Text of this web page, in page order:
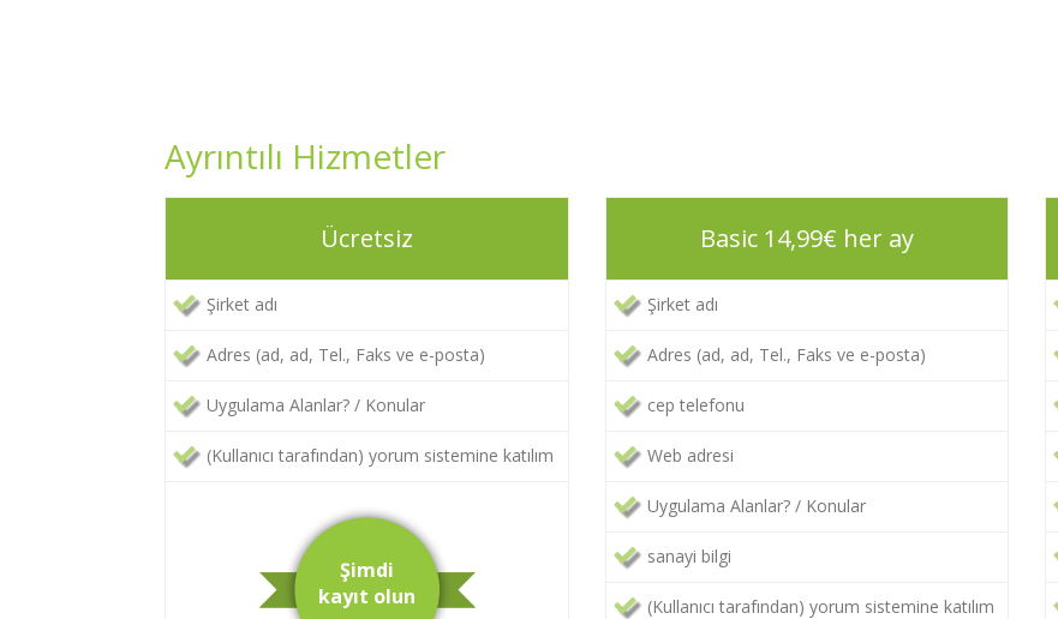
Ayrıntılı Hizmetler
Ücretsiz
Şirket adı
Adres (ad, ad, Tel., Faks ve e-posta)
Uygulama Alanlar? / Konular
(Kullanıcı tarafından) yorum sistemine katılım
Şimdi
kayıt olun
Basic 14,99€ her ay
Şirket adı
Adres (ad, ad, Tel., Faks ve e-posta)
cep telefonu
Web adresi
Uygulama Alanlar? / Konular
sanayi bilgi
(Kullanıcı tarafından) yorum sistemine katılım